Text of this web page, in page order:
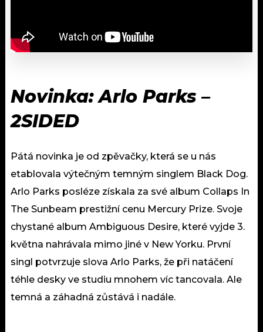
Novinka: Arlo Parks –
2SIDED
Pátá novinka je od zpěvačky, která se u nás
etablovala výtečným temným singlem Black Dog.
Arlo Parks posléze získala za své album Collaps In
The Sunbeam prestižní cenu Mercury Prize. Svoje
chystané album Ambiguous Desire, které vyjde 3.
května nahrávala mimo jiné v New Yorku. První
singl potvrzuje slova Arlo Parks, že při natáčení
téhle desky ve studiu mnohem víc tancovala. Ale
temná a záhadná zůstává i nadále.